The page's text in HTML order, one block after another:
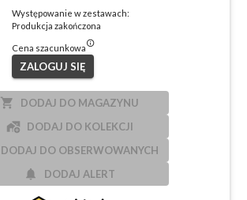
Występowanie w zestawach:
Produkcja zakończona
Cena szacunkowainfo_outlined
ZALOGUJ SIĘ
local_grocery_store DODAJ DO MAGAZYNU
add_home_work DODAJ DO KOLEKCJI
DODAJ DO OBSERWOWANYCH
notifications DODAJ ALERT